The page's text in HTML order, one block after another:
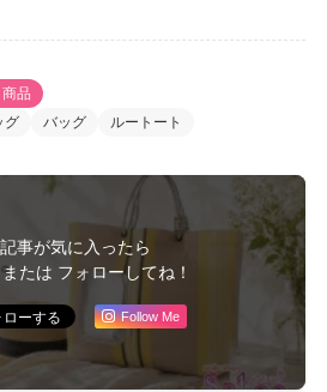
品
グ バッグ ルートート
事が気に入ったら
たは フォローしてね！
Follow Me